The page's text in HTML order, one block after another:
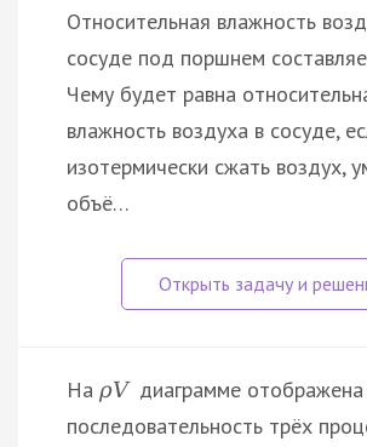
Относительная влажность
сосуде под поршнем
Чему будет равна
влажность воздуха в сосуде,
изотермически сжать воздух,
объё…
На ρV диаграмме отображена
последовательность трёх